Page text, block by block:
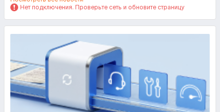
Нет подключения. Проверьте сеть и обновите страницу